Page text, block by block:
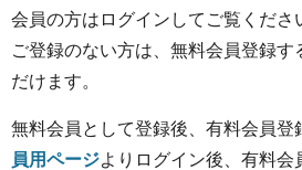
会員の方はログインしてご覧くださ
ご登録のない方は、無料会員登録す
だけます。
無料会員として登録後、有料会員登
員用ページよりログイン後、有料会